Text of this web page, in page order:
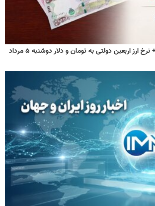
قیمت دینار عراق امروز + نرخ ارز اربعین دولتی به تومان و دلار دوشنبه ۵ مرداد